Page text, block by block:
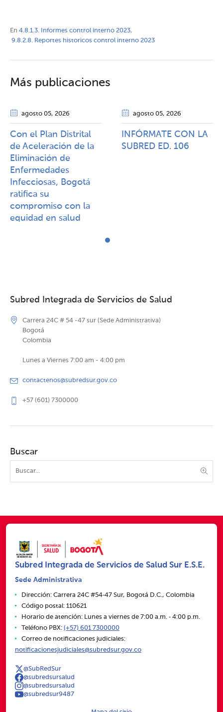
En 4.8.1.3. Informes control interno 2023,
9.8.2.8. Reportes historicos control interno 2023
Más publicaciones
agosto 05, 2026
Con el Plan Distrital
de Aceleración de la
Eliminación de
Enfermedades
Infecciosas, Bogotá
ratifica su
compromiso con la
equidad en salud
agosto 05, 2026
INFÓRMATE CON LA
SUBRED ED. 106
Subred Integrada de Servicios de Salud
Carrera 24C # 54 -47 sur (Sede Administrativa)
Bogotá
Colombia
Lunes a Viernes 7:00 am - 4:00 pm
contactenos@subredsur.gov.co
+57 (601) 7300000
Buscar
Subred Integrada de Servicios de Salud Sur E.S.E.
Sede Administrativa
Dirección: Carrera 24C #54‑47 Sur, Bogotá D.C., Colombia
Código postal: 110621
Horario de atención: Lunes a viernes de 7:00 a.m. ‑ 4:00 p.m.
Teléfono PBX: (+57) 601 7300000
Correo de notificaciones judiciales:
notificacionesjudiciales@subredsur.gov.co
@SubRedSur
@subredsursalud
@subredsursalud
@subredsur9487